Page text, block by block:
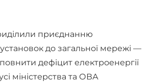
приєднанню
до загальної мережі —
дефіцит електроенергії
міністерства та ОВА